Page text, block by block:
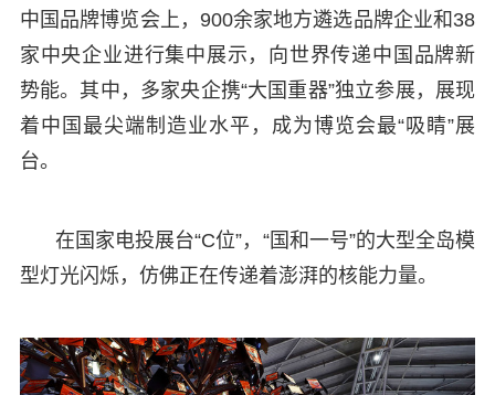
中国品牌博览会上，900余家地方遴选品牌企业和38
家中央企业进行集中展示，向世界传递中国品牌新
势能。其中，多家央企携“大国重器”独立参展，展现
着中国最尖端制造业水平，成为博览会最“吸睛”展
台。
在国家电投展台“C位”，“国和一号”的大型全岛模
型灯光闪烁，仿佛正在传递着澎湃的核能力量。